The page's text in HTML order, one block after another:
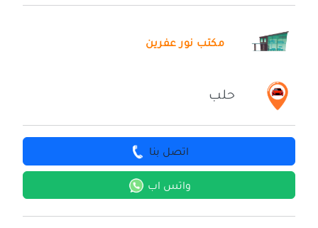
مكتب نور عفرين
حلب
اتصل بنا
واتس اب